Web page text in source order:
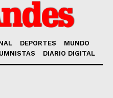
DEPORTES
MUNDO
DIARIO DIGITAL